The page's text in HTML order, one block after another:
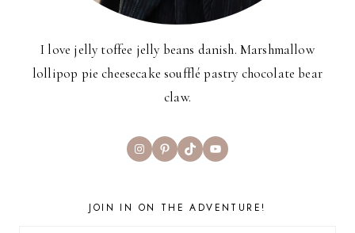
I love jelly toffee jelly beans danish. Marshmallow
lollipop pie cheesecake soufflé pastry chocolate bear
claw.
InstagramPinterest
TikTokYouTube
JOIN IN ON THE ADVENTURE!